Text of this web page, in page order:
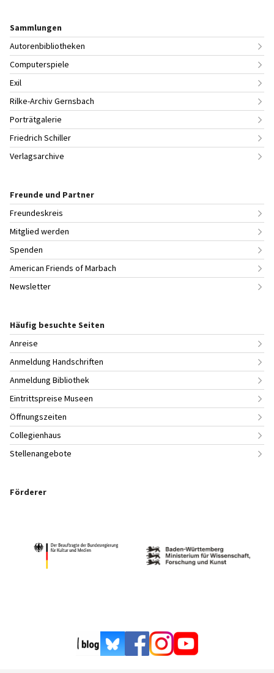
Sammlungen
Autorenbibliotheken
Computerspiele
Exil
Rilke-Archiv Gernsbach
Porträtgalerie
Friedrich Schiller
Verlagsarchive
Freunde und Partner
Freundeskreis
Mitglied werden
Spenden
American Friends of Marbach
Newsletter
Häufig besuchte Seiten
Anreise
Anmeldung Handschriften
Anmeldung Bibliothek
Eintrittspreise Museen
Öffnungszeiten
Collegienhaus
Stellenangebote
Förderer